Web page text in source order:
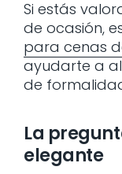
Si estás
de ocasión,
para cenas
ayudarte a
de
La
elegante